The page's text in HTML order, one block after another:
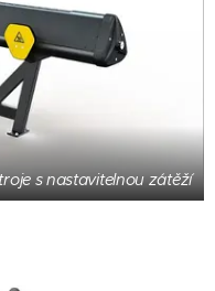
s nastavitelnou zátěží